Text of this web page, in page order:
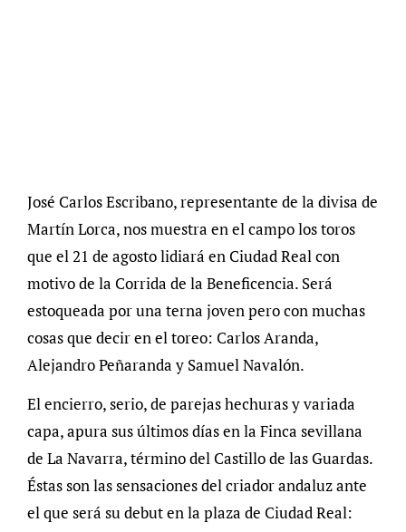
José Carlos Escribano, representante de la divisa de
Martín Lorca, nos muestra en el campo los toros
que el 21 de agosto lidiará en Ciudad Real con
motivo de la Corrida de la Beneficencia. Será
estoqueada por una terna joven pero con muchas
cosas que decir en el toreo: Carlos Aranda,
Alejandro Peñaranda y Samuel Navalón.
El encierro, serio, de parejas hechuras y variada
capa, apura sus últimos días en la Finca sevillana
de La Navarra, término del Castillo de las Guardas.
Éstas son las sensaciones del criador andaluz ante
el que será su debut en la plaza de Ciudad Real: